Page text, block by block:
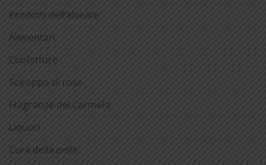
Prodotti dell’alveare
Alimentari
Confetture
Sciroppo di rose
Fragranze del Carmelo
Liquori
Cura della pelle